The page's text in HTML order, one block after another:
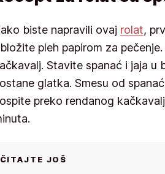
biste napravili ovaj rolat,
pleh papirom za
Stavite spanać i jaja u
glatka. Smesu od
preko rendanog
JOŠ